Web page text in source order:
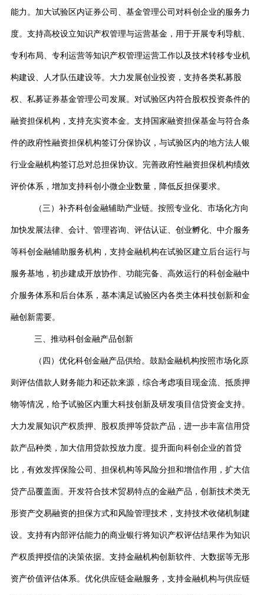
能力。加大试验区内证券公司、基金管理公司对科创企业的服务力
度。支持高校设立知识产权管理与运营基金，用于开展专利导航、
专利布局、专利运营等知识产权管理运营工作以及技术转移专业机
构建设、人才队伍建设等。大力发展创业投资，支持各类私募股
权、私募证券基金管理公司发展。对试验区内符合股权投资条件的
融资担保机构，支持充实资本金。支持国家融资担保基金与符合条
件的政府性融资担保机构签订分保协议，与试验区内的地方法人银
行业金融机构签订总对总担保协议。完善政府性融资担保机构绩效
评价体系，增加支持科创小微企业数量，降低反担保要求。
（三）补齐科创金融辅助产业链。按照专业化、市场化方向
加快发展法律、会计、管理咨询、评估认证、创业孵化、中介服务
等科创金融辅助服务机构，支持金融机构在试验区建立后台运行与
服务基地，初步建成开放协作、功能完备、高效运行的科创金融中
介服务体系和后台体系，基本满足试验区内各类主体科技创新和金
融创新需要。
三、推动科创金融产品创新
（四）优化科创金融产品供给。鼓励金融机构按照市场化原
则评估借款人财务能力和还款来源，综合考虑项目现金流、抵质押
物等情况，给予试验区内重大科技创新及研发项目信贷资金支持。
大力发展知识产权质押、股权质押等贷款产品，进一步丰富信用贷
款产品种类，加大信用贷款投放力度。提升面向科创企业的首贷
比，有效发挥保险公司、担保机构等风险分担和增信作用，扩大信
贷产品覆盖面。开发符合技术贸易特点的金融产品，创新技术类无
形资产交易融资的担保方式和风险管理技术，支持技术收储机制建
设。支持有内部评估能力的商业银行将知识产权评估结果作为知识
产权质押授信的决策依据。支持金融机构创新软件、大数据等无形
资产价值评估体系。优化供应链金融服务，支持金融机构与供应链